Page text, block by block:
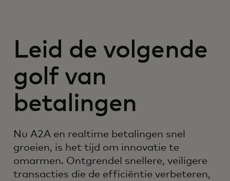
Leid de volgende
golf van
betalingen
Nu A2A en realtime betalingen snel
groeien, is het tijd om innovatie te
omarmen. Ontgrendel snellere, veiligere
transacties die de efficiëntie verbeteren,